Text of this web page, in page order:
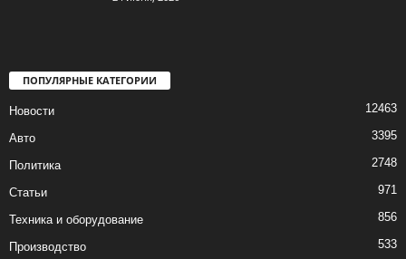
ПОПУЛЯРНЫЕ КАТЕГОРИИ
Новости 12463
Авто 3395
Политика 2748
Статьи 971
Техника и оборудование 856
Производство 533